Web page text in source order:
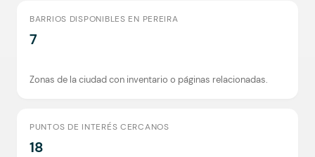
BARRIOS DISPONIBLES EN PEREIRA
7
Zonas de la ciudad con inventario o páginas relacionadas.
PUNTOS DE INTERÉS CERCANOS
18